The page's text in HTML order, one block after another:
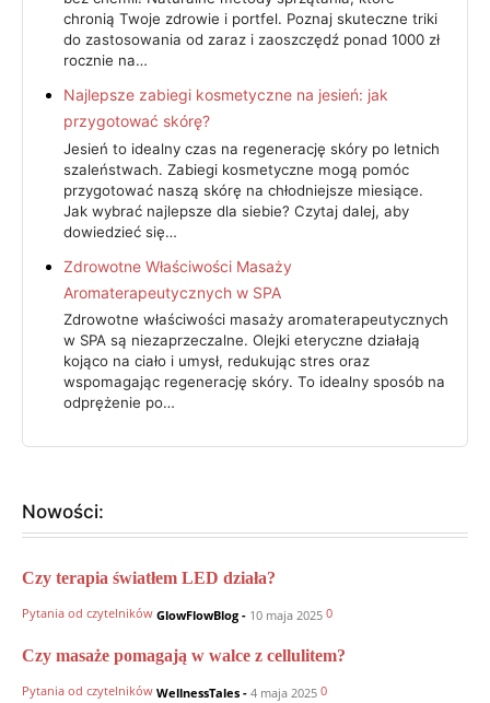
chronią Twoje zdrowie i portfel. Poznaj skuteczne triki
do zastosowania od zaraz i zaoszczędź ponad 1000 zł
rocznie na…
Najlepsze zabiegi kosmetyczne na jesień: jak
przygotować skórę?
Jesień to idealny czas na regenerację skóry po letnich
szaleństwach. Zabiegi kosmetyczne mogą pomóc
przygotować naszą skórę na chłodniejsze miesiące.
Jak wybrać najlepsze dla siebie? Czytaj dalej, aby
dowiedzieć się…
Zdrowotne Właściwości Masaży
Aromaterapeutycznych w SPA
Zdrowotne właściwości masaży aromaterapeutycznych
w SPA są niezaprzeczalne. Olejki eteryczne działają
kojąco na ciało i umysł, redukując stres oraz
wspomagając regenerację skóry. To idealny sposób na
odprężenie po…
Nowości:
Czy terapia światłem LED działa?
Pytania od czytelników GlowFlowBlog - 10 maja 2025 0
Czy masaże pomagają w walce z cellulitem?
Pytania od czytelników WellnessTales - 4 maja 2025 0